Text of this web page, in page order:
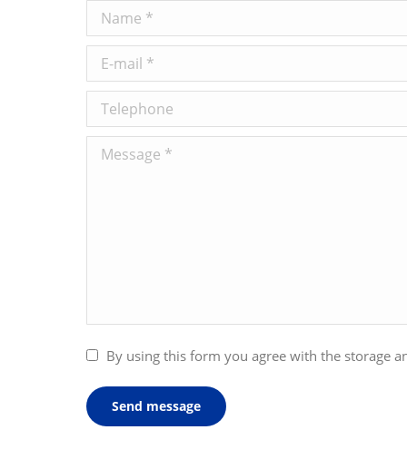
Name *
E-mail *
Telephone
Message *
By using this form you agree with the storage
Send message